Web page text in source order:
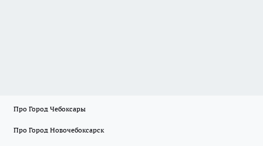
Про Город Чебоксары
Про Город Новочебоксарск